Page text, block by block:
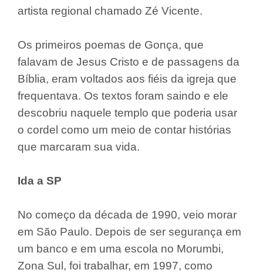
artista regional chamado Zé Vicente.
Os primeiros poemas de Gonça, que
falavam de Jesus Cristo e de passagens da
Bíblia, eram voltados aos fiéis da igreja que
frequentava. Os textos foram saindo e ele
descobriu naquele templo que poderia usar
o cordel como um meio de contar histórias
que marcaram sua vida.
Ida a SP
No começo da década de 1990, veio morar
em São Paulo. Depois de ser segurança em
um banco e em uma escola no Morumbi,
Zona Sul, foi trabalhar, em 1997, como